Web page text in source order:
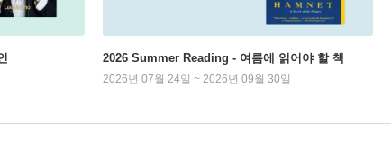
2026 Summer Reading - 여름에 읽어야 할 책
2026년 07월 24일 ~ 2026년 09월 30일